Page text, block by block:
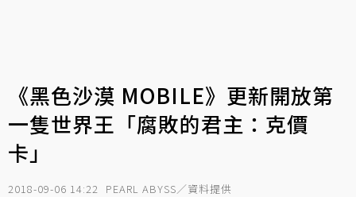
《黑色沙漠 MOBILE》更新開放第
一隻世界王「腐敗的君主：克價
卡」
2018-09-06 14:22 PEARL ABYSS／資料提供